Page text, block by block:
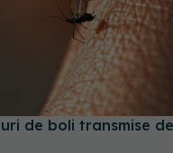
de boli transmise